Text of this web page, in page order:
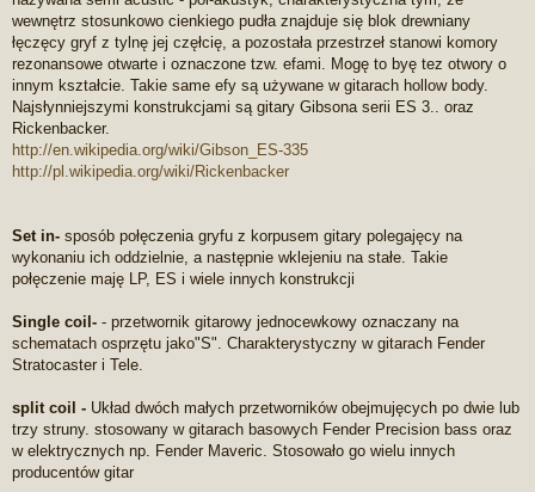
wewnętrz stosunkowo cienkiego pudła znajduje się blok drewniany
łęczęcy gryf z tylnę jej częłcię, a pozostała przestrzeł stanowi komory
rezonansowe otwarte i oznaczone tzw. efami. Mogę to byę tez otwory o
innym kształcie. Takie same efy są używane w gitarach hollow body.
Najsłynniejszymi konstrukcjami są gitary Gibsona serii ES 3.. oraz
Rickenbacker.
http://en.wikipedia.org/wiki/Gibson_ES-335
http://pl.wikipedia.org/wiki/Rickenbacker
Set in- sposób połęczenia gryfu z korpusem gitary polegajęcy na
wykonaniu ich oddzielnie, a następnie wklejeniu na stałe. Takie
połęczenie maję LP, ES i wiele innych konstrukcji
Single coil- - przetwornik gitarowy jednocewkowy oznaczany na
schematach osprzętu jako"S". Charakterystyczny w gitarach Fender
Stratocaster i Tele.
split coil - Układ dwóch małych przetworników obejmujęcych po dwie lub
trzy struny. stosowany w gitarach basowych Fender Precision bass oraz
w elektrycznych np. Fender Maveric. Stosowało go wielu innych
producentów gitar